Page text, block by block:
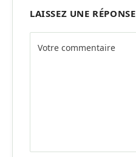
LAISSEZ UNE RÉPONSE